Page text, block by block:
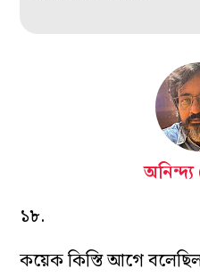
১৮.
কয়েক কিস্তি আগে